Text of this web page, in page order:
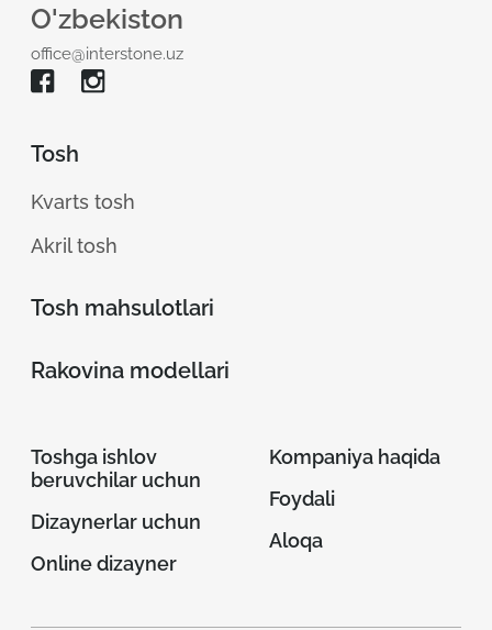
O'zbekiston
office@interstone.uz
Tosh
Kvarts tosh
Akril tosh
Tosh mahsulotlari
Rakovina modellari
Toshga ishlov
beruvchilar uchun
Dizaynerlar uchun
Online dizayner
Kompaniya haqida
Foydali
Aloqa